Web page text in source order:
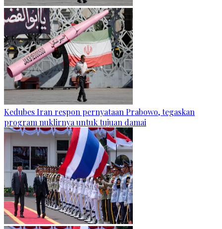
Kedubes Iran respon pernyataan Prabowo, tegaskan
program nuklirnya untuk tujuan damai